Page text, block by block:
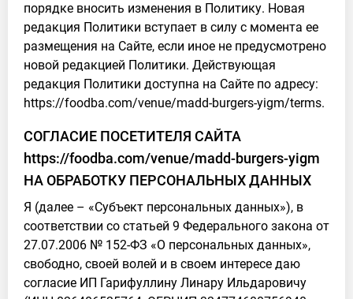
порядке вносить изменения в Политику. Новая
редакция Политики вступает в силу с момента ее
размещения на Сайте, если иное не предусмотрено
новой редакцией Политики. Действующая
редакция Политики доступна на Сайте по адресу:
https://foodba.com/venue/madd-burgers-yigm/terms.
СОГЛАСИЕ ПОСЕТИТЕЛЯ САЙТА
https://foodba.com/venue/madd-burgers-yigm
НА ОБРАБОТКУ ПЕРСОНАЛЬНЫХ ДАННЫХ
Я (далее – «Субъект персональных данных»), в
соответствии со статьей 9 Федерального закона от
27.07.2006 № 152-ФЗ «О персональных данных»,
свободно, своей волей и в своем интересе даю
согласие ИП Гарифуллину Линару Ильдаровичу